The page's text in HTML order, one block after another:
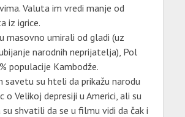
Valuta im vredi manje od
iz igrice.
u masovno umirali od gladi (uz
narodnih neprijatelja), Pol
populacije Kambodže.
savetu su hteli da prikažu narodu
o Velikoj depresiji u Americi, ali su
shvatili da se u filmu vidi da čak i